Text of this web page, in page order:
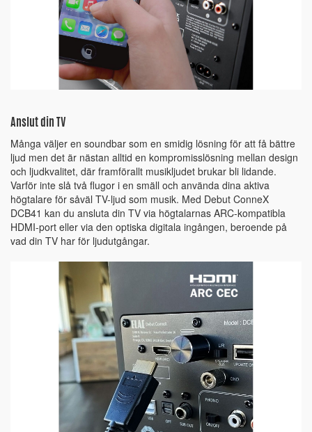
Anslut din TV
Många väljer en soundbar som en smidig lösning för att få bättre
ljud men det är nästan alltid en kompromisslösning mellan design
och ljudkvalitet, där framförallt musikljudet brukar bli lidande.
Varför inte slå två flugor i en smäll och använda dina aktiva
högtalare för såväl TV-ljud som musik. Med Debut ConneX
DCB41 kan du ansluta din TV via högtalarnas ARC-kompatibla
HDMI-port eller via den optiska digitala ingången, beroende på
vad din TV har för ljudutgångar.